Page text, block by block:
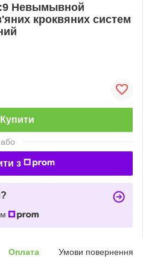
Невымывной
кроквяних систем
Купити
або
з
Оплата Умови повернення